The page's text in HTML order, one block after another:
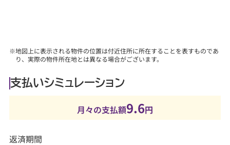
※地図上に表示される物件の位置は付近住所に所在することを表すものであ
り、実際の物件所在地とは異なる場合がございます。
支払いシミュレーション
月々の支払額9.6円
返済期間